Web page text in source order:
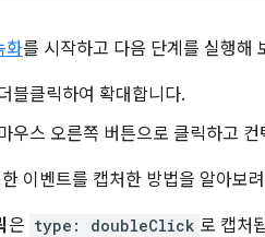
화를 시작하고 다음 단계를 실행해
블클릭하여 확대합니다.
우스 오른쪽 버튼으로 클릭하고
이벤트를 캡처한 방법을 알아보
은 type: doubleClick 로 캡처